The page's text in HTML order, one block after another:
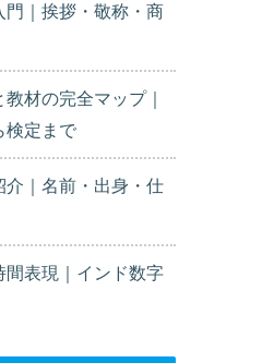
門｜挨拶・敬称・商
材の完全マップ｜
検定まで
介｜名前・出身・仕
間表現｜インド数字